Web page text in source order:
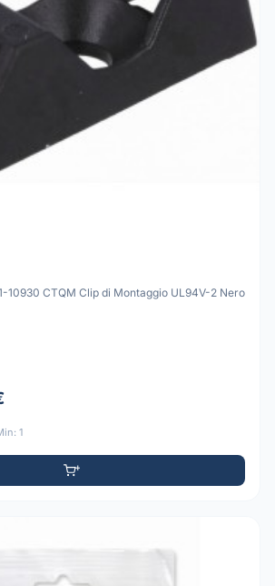
10930 CTQM Clip di Montaggio UL94V-2 Nero
1